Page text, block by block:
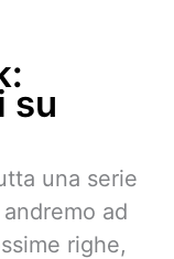
su
una serie
ad
righe,